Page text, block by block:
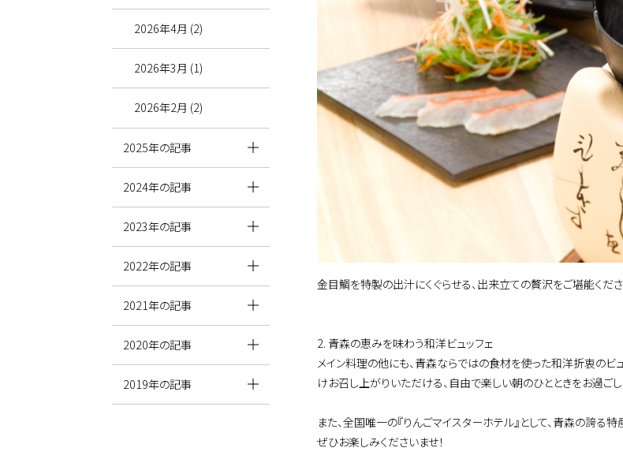
金目鯛を特製の出汁にくぐらせる、出来立ての贅沢をご堪能くださ
2. 青森の恵みを味わう和洋ビュッフェ
メイン料理の他にも、青森ならではの食材を使った和洋折衷のビ
けお召し上がりいただける、自由で楽しい朝のひとときをお過ごし
また、全国唯一の『りんごマイスターホテル』として、青森の誇る
ぜひお楽しみくださいませ！
2026年4月 (2)
2026年3月 (1)
2026年2月 (2)
2025年の記事
2024年の記事
2023年の記事
2022年の記事
2021年の記事
2020年の記事
2019年の記事